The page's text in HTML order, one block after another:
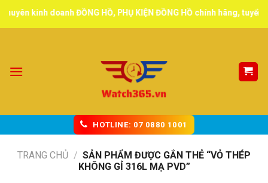
kinh doanh ĐỒNG HỒ, PHỤ KIỆN ĐỒNG HỒ chính hãng, tuyển
HOTLINE: 07 0880 1001
TRANG CHỦ / SẢN PHẨM ĐƯỢC GẮN THẺ “VỎ THÉP
KHÔNG GỈ 316L MẠ PVD”